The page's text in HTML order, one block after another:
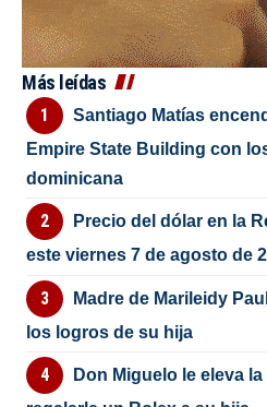
Más leídas
Santiago Matías
Empire State Building con
dominicana
Precio del dólar en la
este viernes 7 de agosto de
Madre de Marileidy
los logros de su hija
Don Miguelo le eleva